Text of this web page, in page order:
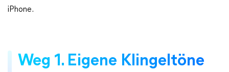
iPhone.
Weg 1. Eigene Klingeltöne